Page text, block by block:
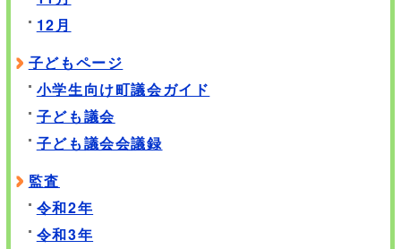
12月
子どもページ
小学生向け町議会ガイド
子ども議会
子ども議会会議録
監査
令和2年
令和3年